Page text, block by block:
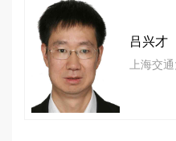
吕兴才
上海交